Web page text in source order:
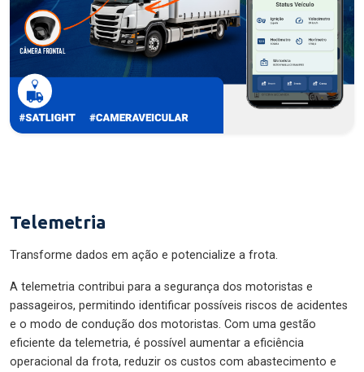
Telemetria
Transforme dados em ação e potencialize a frota.
A telemetria contribui para a segurança dos motoristas e
passageiros, permitindo identificar possíveis riscos de acidentes
e o modo de condução dos motoristas. Com uma gestão
eficiente da telemetria, é possível aumentar a eficiência
operacional da frota, reduzir os custos com abastecimento e